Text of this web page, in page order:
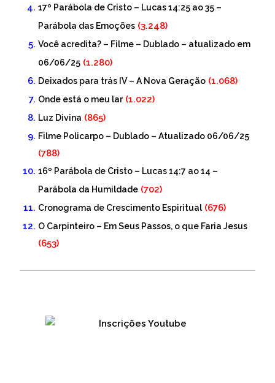
17º Parábola de Cristo – Lucas 14:25 ao 35 –
Parábola das Emoções (3.248)
Você acredita? – Filme – Dublado – atualizado em
06/06/25 (1.280)
Deixados para trás IV – A Nova Geração (1.068)
Onde está o meu lar (1.022)
Luz Divina (865)
Filme Policarpo – Dublado – Atualizado 06/06/25
(788)
16º Parábola de Cristo – Lucas 14:7 ao 14 –
Parábola da Humildade (702)
Cronograma de Crescimento Espiritual (676)
O Carpinteiro – Em Seus Passos, o que Faria Jesus
(653)